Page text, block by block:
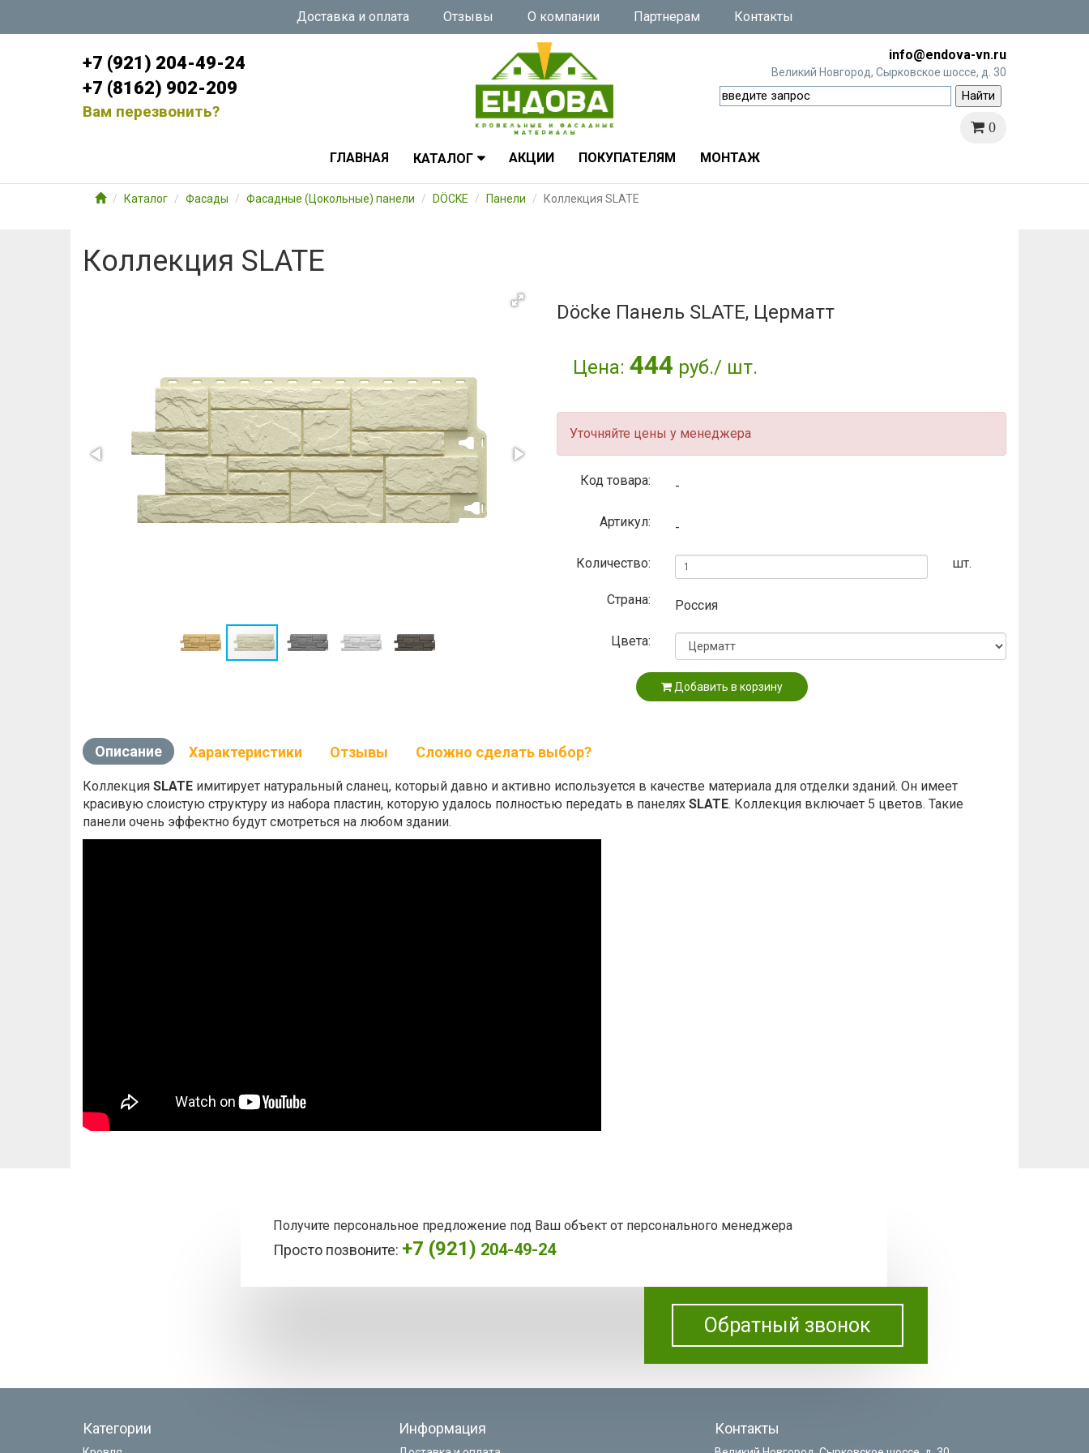
Доставка и оплата Отзывы О компании Партнерам Контакты
+7 (921) 204-49-24
+7 (8162) 902-209
Вам перезвонить?
info@endova-vn.ru
Великий Новгород, Сырковское шоссе, д. 30
0
ГЛАВНАЯ КАТАЛОГ АКЦИИ ПОКУПАТЕЛЯМ МОНТАЖ
Каталог Фасады Фасадные (Цокольные) панели DÖCKE Панели Коллекция SLATE
Коллекция SLATE
Döcke Панель SLATE, Церматт
Цена: 444 руб./ шт.
Уточняйте цены у менеджера
Код товара: -
Артикул: -
Количество: шт.
Страна: Россия
Цвета:
Добавить в корзину
Описание Характеристики Отзывы Сложно сделать выбор?
Коллекция SLATE имитирует натуральный сланец, который давно и активно используется в качестве материала для отделки зданий. Он имеет
красивую слоистую структуру из набора пластин, которую удалось полностью передать в панелях SLATE. Коллекция включает 5 цветов. Такие
панели очень эффектно будут смотреться на любом здании.
Получите персональное предложение под Ваш объект от персонального менеджера
Просто позвоните: +7 (921) 204-49-24
Обратный звонок
Категории Информация Контакты